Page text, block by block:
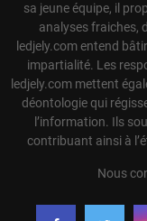
sa jeune équipe, il
analyses fraiches,
ledjely.com entend
impartialité. Les
ledjely.com mettent
déontologie qui
l’information. Ils
contribuant ainsi à
Nous